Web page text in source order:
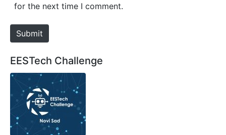
e
for the next time I comment.
Submit
EESTech Challenge